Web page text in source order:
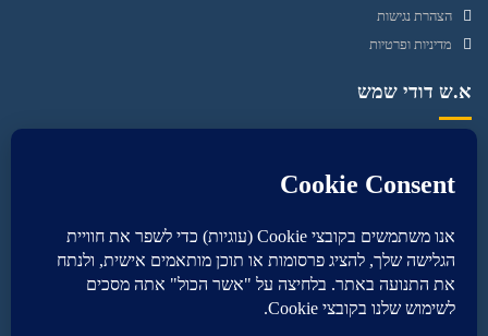
הצהרת נגישות
מדיניות ופרטיות
א.ש דודי שמש
מתמחה בדודי שמש, דודי חשמל, מערכות סולאריות, תיקוני צנרת,